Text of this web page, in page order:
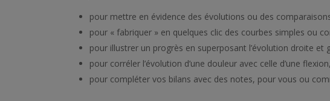
pour mettre en évidence des évolutions ou des
pour « fabriquer » en quelques clic des courbes simples ou
pour illustrer un progrès en superposant l’évolution droite et
pour corréler l’évolution d’une douleur avec celle d’une
pour compléter vos bilans avec des notes, pour vous ou